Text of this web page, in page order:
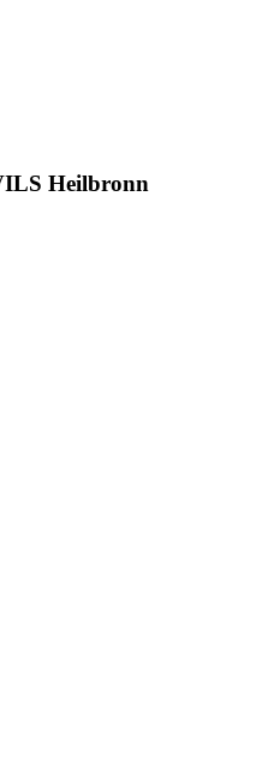
Heilbronn